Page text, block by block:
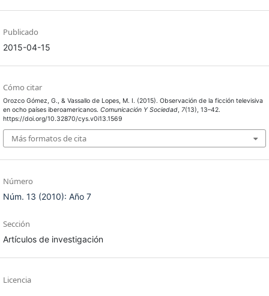
Publicado
2015-04-15
Cómo citar
Orozco Gómez, G., & Vassallo de Lopes, M. I. (2015). Observación de la ficción televisiva
en ocho países iberoamericanos. Comunicación Y Sociedad, 7(13), 13–42.
https://doi.org/10.32870/cys.v0i13.1569
Más formatos de cita
Número
Núm. 13 (2010): Año 7
Sección
Artículos de investigación
Licencia